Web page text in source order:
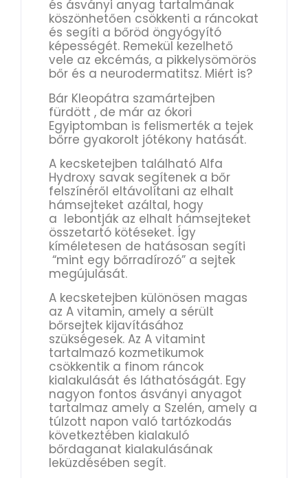
és ásványi anyag tartalmának
köszönhetően csökkenti a ráncokat
és segíti a bőröd öngyógyító
képességét. Remekül kezelhető
vele az ekcémás, a pikkelysömörös
bőr és a neurodermatitsz. Miért is?
Bár Kleopátra szamártejben
fürdött , de már az ókori
Egyiptomban is felismerték a tejek
bőrre gyakorolt jótékony hatását.
A kecsketejben található Alfa
Hydroxy savak segítenek a bőr
felszínéről eltávolítani az elhalt
hámsejteket azáltal, hogy
a lebontják az elhalt hámsejteket
összetartó kötéseket. Így
kíméletesen de hatásosan segíti
“mint egy bőrradírozó” a sejtek
megújulását.
A kecsketejben különösen magas
az A vitamin, amely a sérült
bőrsejtek kijavításához
szükségesek. Az A vitamint
tartalmazó kozmetikumok
csökkentik a finom ráncok
kialakulását és láthatóságát. Egy
nagyon fontos ásványi anyagot
tartalmaz amely a Szelén, amely a
túlzott napon való tartózkodás
következtében kialakuló
bőrdaganat kialakulásának
leküzdésében segít.